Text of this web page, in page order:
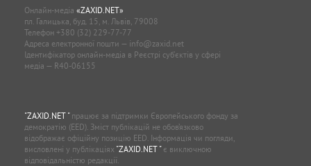
Онлайн-медіа «ZAXID.NET»
пл. Галицька, буд. 15, м. Львів, 79008
Телефон +380 (32) 229-77-77
Адреса електронної пошти — info@zaxid.net
Ідентифікатор онлайн-медіа в Реєстрі суб'єктів у сфері
медіа — R40-06155
"ZAXID.NET "працює за підтримки Європейського фонду за
демократію (EED). Зміст публікацій не обов’язково
відображає офіційну позицію EED. Інформація чи погляди,
висловлені у публікаціях "ZAXID.NET "є виключною
відповідальністю редакції.